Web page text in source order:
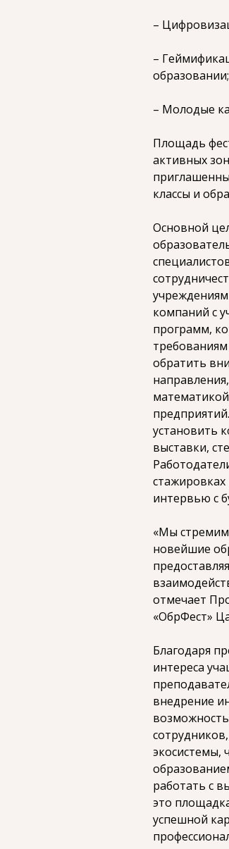
–
–
образовании;
– Молодые
Площадь
активных
классы и
Основной
компаний с
программ,
обратить
установить
выставки,
интервью с
«Мы
новейшие
отмечает
«ОбрФест»
Благодаря
интереса
внедрение
экосистемы,
работать с
это
успешной